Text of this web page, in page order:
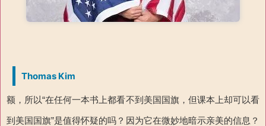
Thomas Kim
额，所以“在任何一本书上都看不到美国国旗，但课本上却可以看
到美国国旗”是值得怀疑的吗？因为它在微妙地暗示亲美的信息？